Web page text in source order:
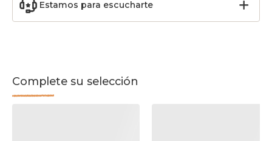
Estamos para escucharte
Complete su selección